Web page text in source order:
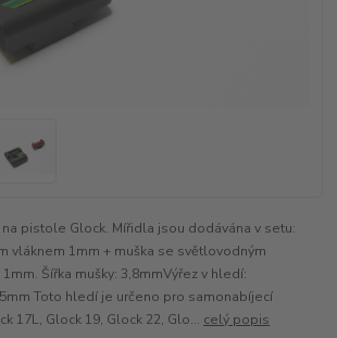
pistole Glock. Mířidla jsou dodávána v setu:
vláknem 1mm + muška se světlovodným
Šířka mušky: 3,8mmVýřez v hledí:
Toto hledí je určeno pro samonabíjecí
17L, Glock 19, Glock 22, Glo... celý popis